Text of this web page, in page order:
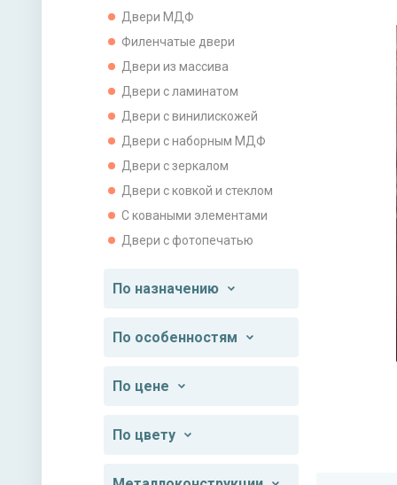
Двери МДФ
Филенчатые двери
Двери из массива
Двери с ламинатом
Двери с винилискожей
Двери с наборным МДФ
Двери с зеркалом
Двери с ковкой и стеклом
С коваными элементами
Двери с фотопечатью
По назначению
По особенностям
По цене
По цвету